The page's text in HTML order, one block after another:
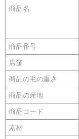
商品名
商品番号
店舗
商品の毛の重さ
商品の産地
商品コード
素材